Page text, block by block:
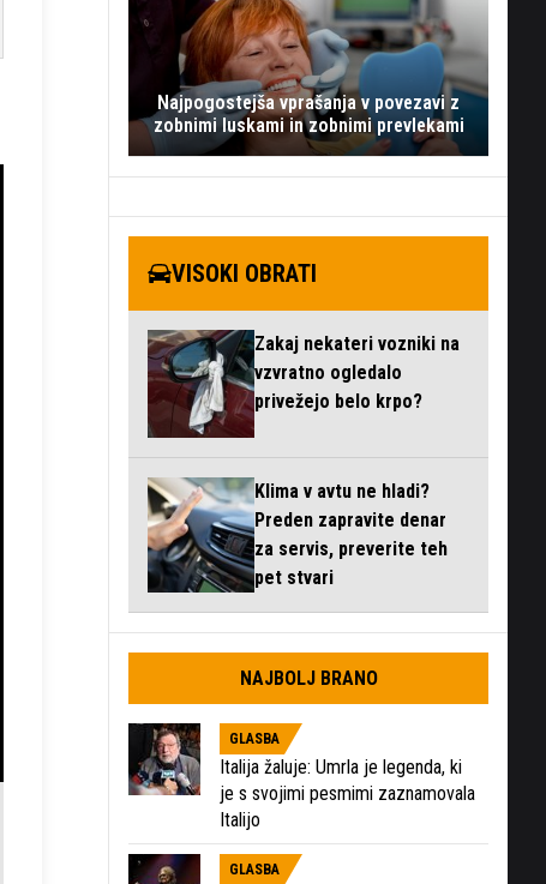
Najpogostejša vprašanja v povezavi z
zobnimi luskami in zobnimi prevlekami
VISOKI OBRATI
Zakaj nekateri vozniki na
vzvratno ogledalo
privežejo belo krpo?
Klima v avtu ne hladi?
Preden zapravite denar
za servis, preverite teh
pet stvari
NAJBOLJ BRANO
GLASBA
Italija žaluje: Umrla je legenda, ki
je s svojimi pesmimi zaznamovala
Italijo
GLASBA